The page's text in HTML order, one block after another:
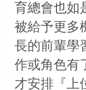
育總會也如
被給予更多
長的前輩學
作或角色有
才安排『上